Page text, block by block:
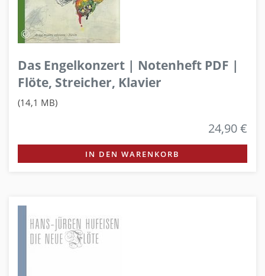
Das Engelkonzert | Notenheft PDF |
Flöte, Streicher, Klavier
(14,1 MB)
24,90 €
IN DEN WARENKORB